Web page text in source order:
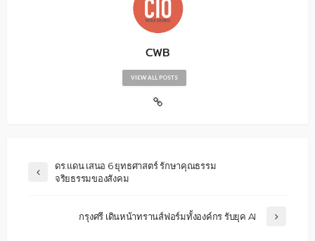
CWB
VIEW ALL POSTS
ดร.แดน เสนอ 6 ยุทธศาสตร์ รักษาคุณธรรม
จริยธรรมของสังคม
กรุงศรี เดินหน้าทรานส์ฟอร์มทั้งองค์กร รับยุค AI